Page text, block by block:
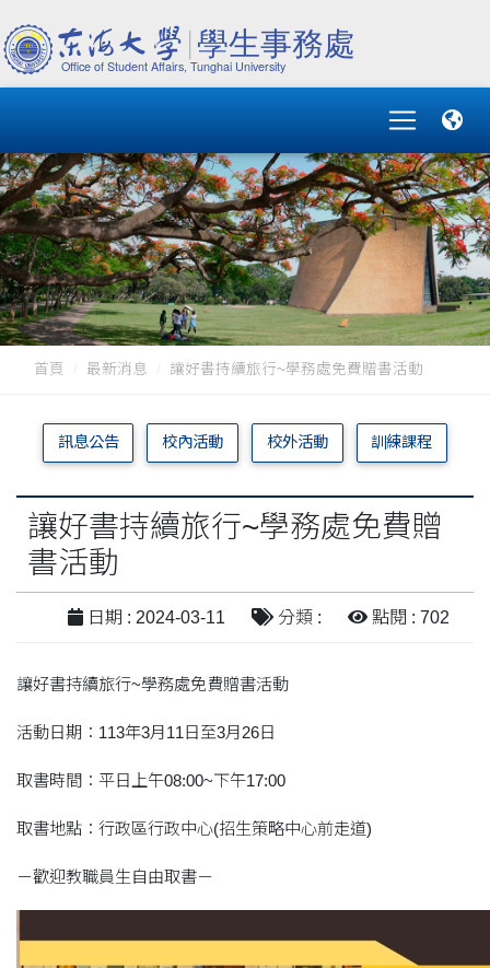
首頁 最新消息 讓好書持續旅行~學務處免費贈書活動
訊息公告 校內活動 校外活動 訓練課程
讓好書持續旅行~學務處免費贈
書活動
日期 : 2024-03-11 分類 : 點閱 : 702
讓好書持續旅行~學務處免費贈書活動
活動日期：113年3月11日至3月26日
取書時間：平日上午08:00~下午17:00
取書地點：行政區行政中心(招生策略中心前走道)
－歡迎教職員生自由取書－